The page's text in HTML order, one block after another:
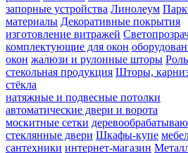
запорные устройства Линолеум
материалы Декоративные покрытия
изготовление витражей
комплектующие для окон
окон жалюзи и рулонные шторы
стекольная продукция Шторы,
стёкла
натяжные и подвесные потолки
автоматические двери и ворота
москитные сетки
стеклянные двери Шкафы-купе
сантехники интернет-магазин